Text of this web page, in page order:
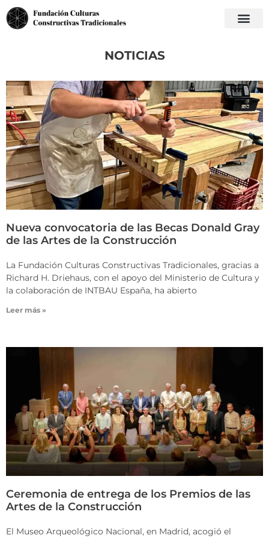
NOTICIAS
Nueva convocatoria de las Becas Donald Gray
de las Artes de la Construcción
La Fundación Culturas Constructivas Tradicionales, gracias a
Richard H. Driehaus, con el apoyo del Ministerio de Cultura y
la colaboración de INTBAU España, ha abierto
Leer más »
Ceremonia de entrega de los Premios de las
Artes de la Construcción
El Museo Arqueológico Nacional, en Madrid, acogió el